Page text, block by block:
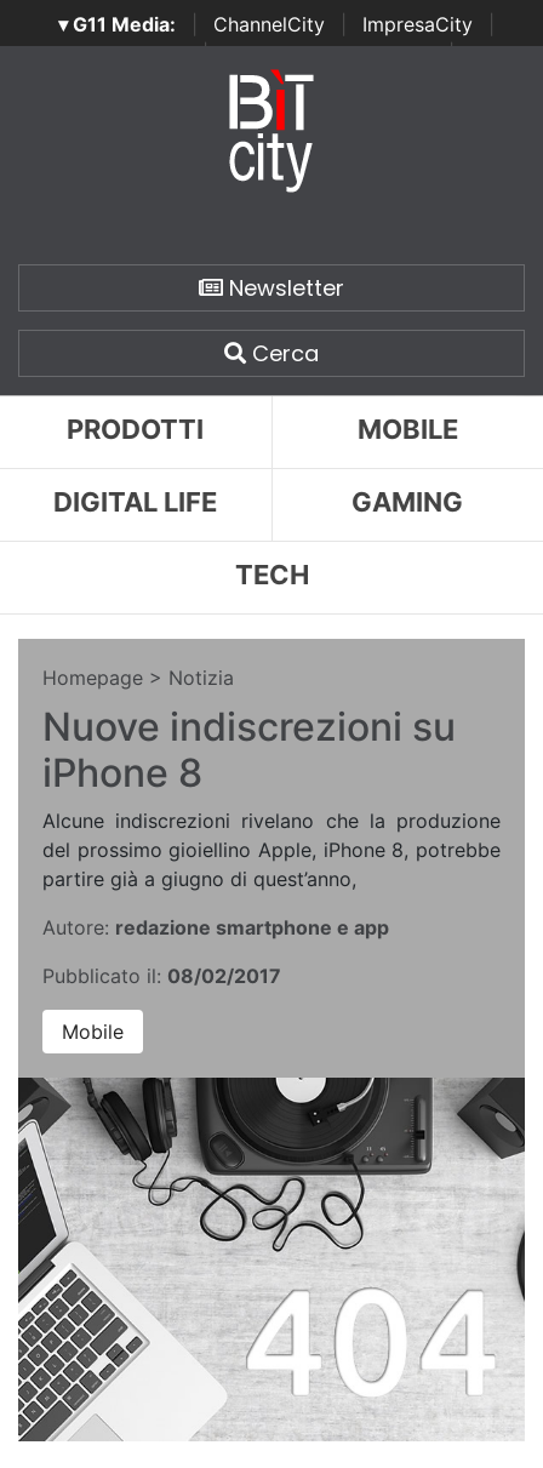
▾ G11 Media: ChannelCity ImpresaCity
SecurityOpenLab | Italian Channel Awards | Italian
Italian Security Awards
Newsletter
Cerca
PRODOTTI MOBILE
DIGITAL LIFE GAMING
TECH
Homepage > Notizia
Nuove indiscrezioni su
iPhone 8
Alcune indiscrezioni rivelano che la produzione
del prossimo gioiellino Apple, iPhone 8, potrebbe
partire già a giugno di quest’anno,
Autore: redazione smartphone e app
Pubblicato il: 08/02/2017
Mobile